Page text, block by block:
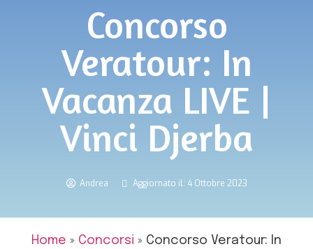
Concorso
Veratour: In
Vacanza LIVE |
Vinci Djerba
Andrea Aggiornato il: 4 Ottobre 2023
Home » Concorsi » Concorso Veratour: In